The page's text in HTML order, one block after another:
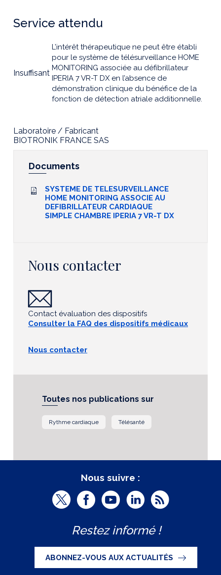
Service attendu
Insuffisant
L’intérêt thérapeutique ne peut être établi
pour le système de télésurveillance HOME
MONITORING associée au défibrillateur
IPERIA 7 VR-T DX en l’absence de
démonstration clinique du bénéfice de la
fonction de détection atriale additionnelle.
Laboratoire / Fabricant
BIOTRONIK FRANCE SAS
Documents
SYSTEME DE TELESURVEILLANCE
HOME MONITORING ASSOCIE AU
DEFIBRILLATEUR CARDIAQUE
SIMPLE CHAMBRE IPERIA 7 VR-T DX
Nous contacter
Contact évaluation des dispositifs
Consulter la FAQ des dispositifs médicaux
Nous contacter
Toutes nos publications sur
Rythme cardiaque Télésanté
Nous suivre :
T
i
t
F
c
e
Y
u
t
L
n
k
R
Restez informé !
ABONNEZ-VOUS AUX ACTUALITÉS